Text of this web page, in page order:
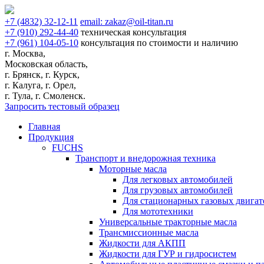
+7 (4832) 32-12-11 email: zakaz@oil-titan.ru
+7 (910) 292-44-40 техническая консультация
+7 (961) 104-05-10 консультация по стоимости и наличию
г. Москва,
Московская область,
г. Брянск, г. Курск,
г. Калуга, г. Орел,
г. Тула, г. Смоленск.
Запросить тестовый образец
Главная
Продукция
FUCHS
Транспорт и внедорожная техника
Моторные масла
Для легковых автомобилей
Для грузовых автомобилей
Для стационарных газовых
Для мототехники
Универсальные тракторные масла
Трансмиссионные масла
Жидкости для АКПП
Жидкости для ГУР и гидросистем